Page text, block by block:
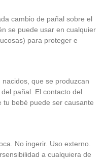
cambio de pañal sobre el
se puede usar en cualquier
para proteger e
que se produzcan
pañal. El contacto del
tu bebé puede ser causante
No ingerir. Uso externo.
a cualquiera de